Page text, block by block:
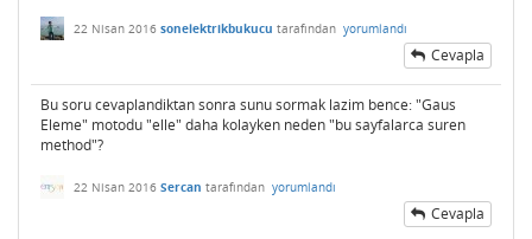
22 Nisan 2016 sonelektrikbukucu tarafından yorumlandı
Cevapla
Bu soru cevaplandiktan sonra sunu sormak lazim bence: "Gaus
Eleme" motodu "elle" daha kolayken neden "bu sayfalarca suren
method"?
22 Nisan 2016 Sercan tarafından yorumlandı
Cevapla